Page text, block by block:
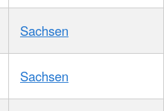
Sachsen
Sachsen